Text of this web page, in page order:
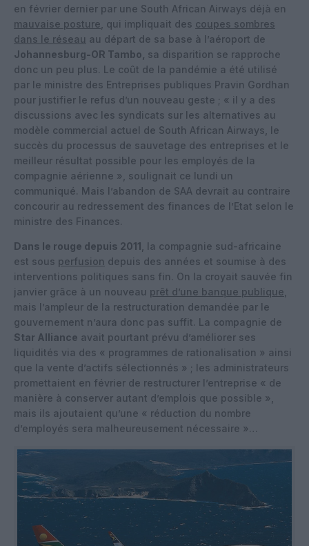
en février dernier par une South African Airways déjà en
mauvaise posture , qui impliquait des coupes sombres
dans le réseau au départ de sa base à l’aéroport de
Johannesburg-OR Tambo, sa disparition se rapproche
donc un peu plus. Le coût de la pandémie a été utilisé
par le ministre des Entreprises publiques Pravin Gordhan
pour justifier le refus d’un nouveau geste ; « il y a des
discussions avec les syndicats sur les alternatives au
modèle commercial actuel de South African Airways, le
succès du processus de sauvetage des entreprises et le
meilleur résultat possible pour les employés de la
compagnie aérienne », soulignait ce lundi un
communiqué. Mais l’abandon de SAA devrait au contraire
concourir au redressement des finances de l’Etat selon le
ministre des Finances.
Dans le rouge depuis 2011 , la compagnie sud-africaine
est sous perfusion depuis des années et soumise à des
interventions politiques sans fin. On la croyait sauvée fin
janvier grâce à un nouveau prêt d’une banque publique
mais l’ampleur de la restructuration demandée par le
gouvernement n’aura donc pas suffit. La compagnie de
Star Alliance avait pourtant prévu d’améliorer ses
liquidités via des « programmes de rationalisation » ainsi
que la vente d’actifs sélectionnés » ; les administrateurs
promettaient en février de restructurer l’entreprise « de
manière à conserver autant d’emplois que possible »,
mais ils ajoutaient qu’une « réduction du nombre
d’employés sera malheureusement nécessaire »…